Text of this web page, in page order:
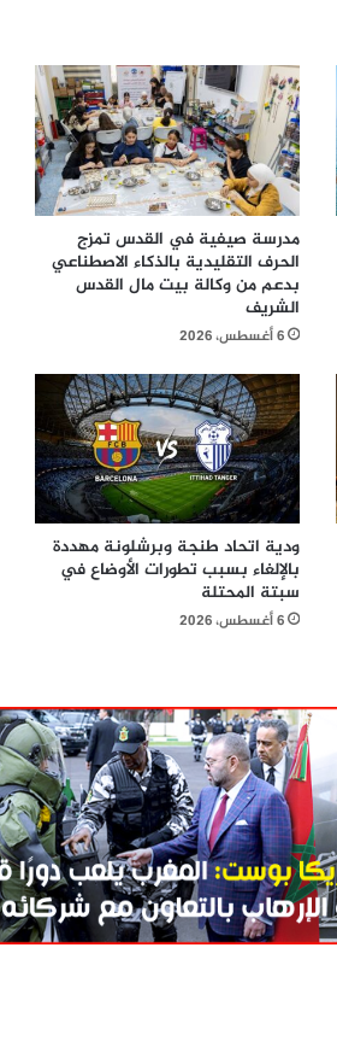
مدرسة صيفية في القدس تمزج
الحرف التقليدية بالذكاء الاصطناعي
بدعم من وكالة بيت مال القدس
الشريف
6 أغسطس، 2026
ودية اتحاد طنجة وبرشلونة مهددة
بالإلغاء بسبب تطورات الأوضاع في
سبتة المحتلة
6 أغسطس، 2026